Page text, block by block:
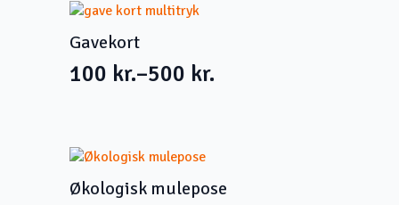
Gavekort
100 kr.–500 kr.
Prisinterval:
500 kr.
Økologisk mulepose